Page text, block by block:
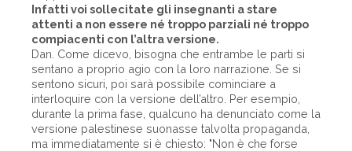
Infatti voi sollecitate gli insegnanti a stare
attenti a non essere né troppo parziali né troppo
compiacenti con l’altra versione.
Dan. Come dicevo, bisogna che entrambe le parti si
sentano a proprio agio con la loro narrazione. Se si
sentono sicuri, poi sarà possibile cominciare a
interloquire con la versione dell’altro. Per esempio,
durante la prima fase, qualcuno ha denunciato come la
versione palestinese suonasse talvolta propaganda,
ma immediatamente si è chiesto: "Non è che forse